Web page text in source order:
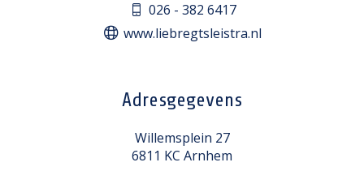
026 - 382 6417
www.liebregtsleistra.nl
Adresgegevens
Willemsplein 27
6811 KC Arnhem